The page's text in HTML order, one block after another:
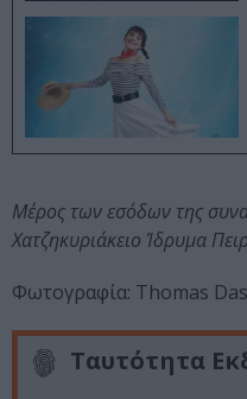
Μέρος των εσόδων της
Χατζηκυριάκειο Ίδρυμα
Φωτογραφία: Thomas
Ταυτότητα